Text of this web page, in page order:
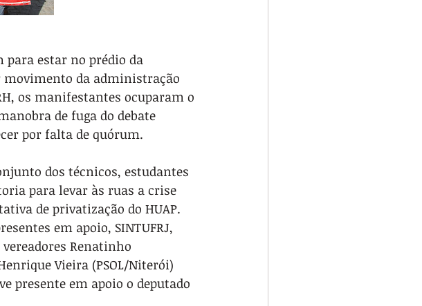
para estar no prédio da
movimento da administração
os manifestantes ocuparam o
de fuga do debate
por falta de quórum.
dos técnicos, estudantes
para levar às ruas a crise
de privatização do HUAP.
em apoio, SINTUFRJ,
vereadores Renatinho
Vieira (PSOL/Niterói)
presente em apoio o deputado